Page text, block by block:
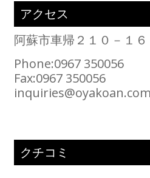
アクセス
阿蘇市車帰２１０－１６
Phone:0967 350056
Fax:0967 350056
inquiries@oyakoan.com
クチコミ